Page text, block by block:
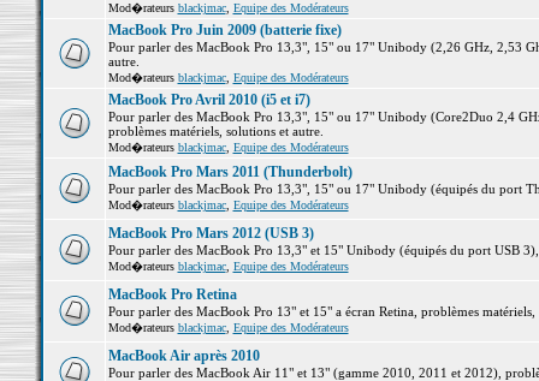
Mod�rateurs blackjmac, Equipe des Modérateurs
MacBook Pro Juin 2009 (batterie fixe)
Pour parler des MacBook Pro 13,3", 15" ou 17" Unibody (2,26 GHz, 2,53
autre.
Mod�rateurs blackjmac, Equipe des Modérateurs
MacBook Pro Avril 2010 (i5 et i7)
Pour parler des MacBook Pro 13,3", 15" ou 17" Unibody (Core2Duo 2,4
problèmes matériels, solutions et autre.
Mod�rateurs blackjmac, Equipe des Modérateurs
MacBook Pro Mars 2011 (Thunderbolt)
Pour parler des MacBook Pro 13,3", 15" ou 17" Unibody (équipés du port
Mod�rateurs blackjmac, Equipe des Modérateurs
MacBook Pro Mars 2012 (USB 3)
Pour parler des MacBook Pro 13,3" et 15" Unibody (équipés du port USB
Mod�rateurs blackjmac, Equipe des Modérateurs
MacBook Pro Retina
Pour parler des MacBook Pro 13" et 15" a écran Retina, problèmes matériels,
Mod�rateurs blackjmac, Equipe des Modérateurs
MacBook Air après 2010
Pour parler des MacBook Air 11" et 13" (gamme 2010, 2011 et 2012),